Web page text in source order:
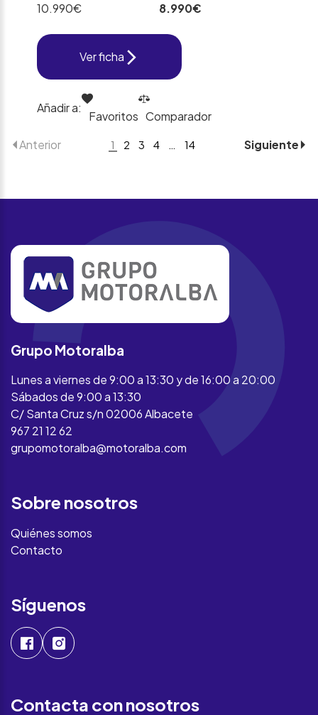
10.990€
8.990€
Ver ficha
Añadir a:
Favoritos Comparador
Anterior
1 2 3 4 14 Siguiente
Grupo Motoralba
Lunes a viernes de 9:00 a 13:30 y de 16:00 a 20:00
Sábados de 9:00 a 13:30
C/ Santa Cruz s/n 02006 Albacete
967 21 12 62
grupomotoralba@motoralba.com
Sobre nosotros
Quiénes somos
Contacto
Síguenos
Contacta con nosotros